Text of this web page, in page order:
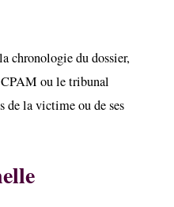
chronologie du dossier,
ou le tribunal
de la victime ou de ses